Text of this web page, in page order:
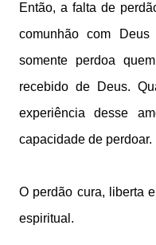
Então, a falta de
comunhão com
somente perdoa
recebido de Deus.
experiência desse
capacidade de perdoar.
O perdão cura, liberta
espiritual.